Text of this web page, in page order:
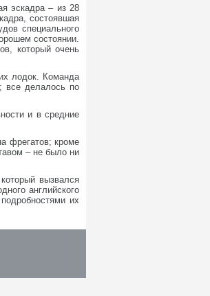
эскадра – из 28
состоявшая
специального
состоянии.
который очень
лодок. Команда
все делалось по
и в средние
фрегатов; кроме
– не было ни
вызвался
английского
их